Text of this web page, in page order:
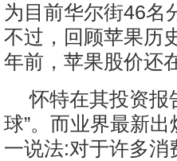
为目前华尔街46名
不过，回顾苹果历
年前，苹果股价还
怀特在其投资报
球”。而业界最新
一说法:对于许多